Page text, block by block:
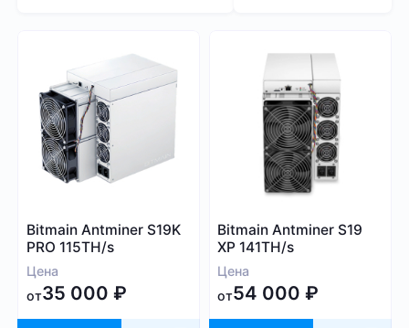
Хэшрейт
Bitmain Antminer S19K
PRO 115TH/s
Цена
от35 000 ₽
Bitmain Antminer S19
XP 141TH/s
Цена
от54 000₽